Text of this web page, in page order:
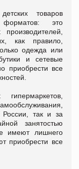
товаров
это
как правило,
одежда или
и сетевые
приобрести все
России, так и за
занятостью
имеют лишнего
приобрести все